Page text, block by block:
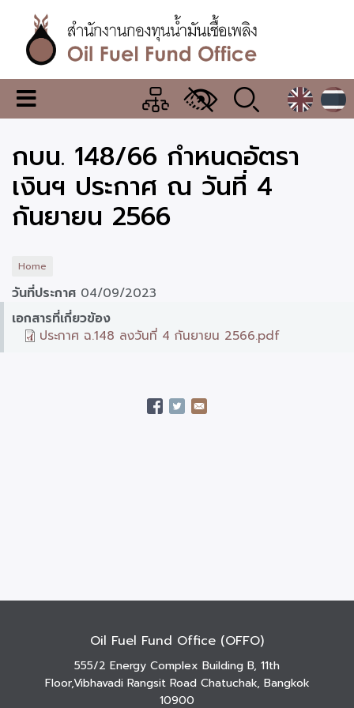
content
สำนักงาน
กองทุน
น้ำมัน
เชื้อ
เพลิง
เมนู
เปลี่ยน
แสดง
ผล
กบน. 148/66 กำหนดอัตรา
เงินฯ ประกาศ ณ วันที่ 4
กันยายน 2566
Home
วันที่ประกาศ 04/09/2023
เอกสารที่เกี่ยวข้อง
ประกาศ ฉ.148 ลงวันที่ 4 กันยายน 2566.pdf
Oil Fuel Fund Office (OFFO)
555/2 Energy Complex Building B, 11th
Floor,Vibhavadi Rangsit Road Chatuchak, Bangkok
10900